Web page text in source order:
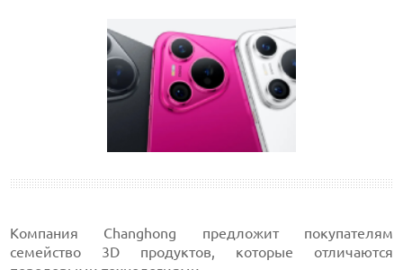
Компания Changhong предложит покупателям
семейство 3D продуктов, которые отличаются